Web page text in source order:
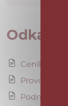
Odkazy
Ceník
Provozní
Podmínky